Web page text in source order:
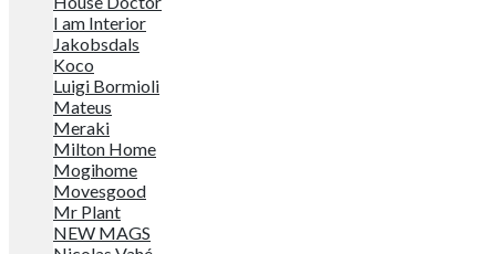
I am Interior
Jakobsdals
Koco
Luigi Bormioli
Mateus
Meraki
Milton Home
Mogihome
Movesgood
Mr Plant
NEW MAGS